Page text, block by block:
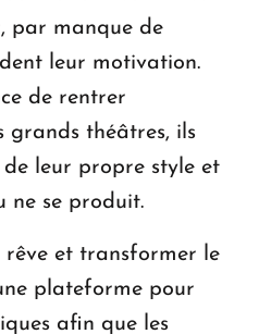
par manque de
leur motivation.
de rentrer
grands théâtres, ils
leur propre style et
ne se produit.
rêve et transformer le
plateforme pour
afin que les